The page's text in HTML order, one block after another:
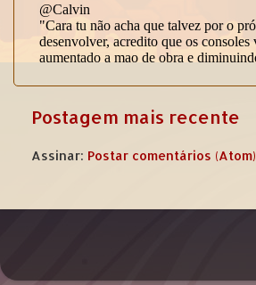
Postagem mais recente
Assinar: Postar comentários (Atom)